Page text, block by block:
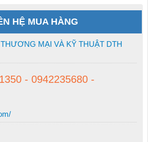
HỆ MUA HÀNG
MẠI VÀ KỸ THUẬT DTH
- 0942235680 -